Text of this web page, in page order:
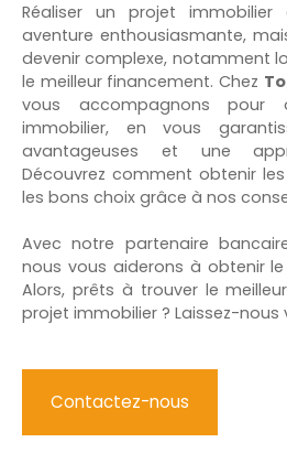
Réaliser un projet
aventure enthousiasmante,
devenir complexe, notamment
le meilleur financement. Chez
vous accompagnons pour
immobilier, en vous
avantageuses et une
Découvrez comment obtenir
les bons choix grâce à nos
Avec notre partenaire
nous vous aiderons à obtenir
Alors, prêts à trouver le
projet immobilier ? Laissez-nous
Contactez-nous